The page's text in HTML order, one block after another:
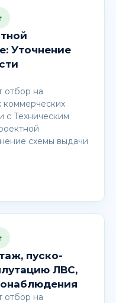
Уточнение
отбор на
коммерческих
с Техническим
схемы выдачи
пуско-
ЛВС,
отбор на